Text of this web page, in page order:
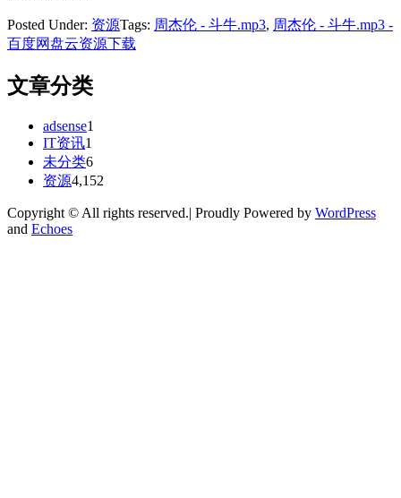
Posted Under: 资源Tags: 周杰伦 - 斗牛.mp3, 周杰伦 - 斗牛.mp3 -
百度网盘云资源下载
文章分类
adsense1
IT资讯1
未分类6
资源4,152
Copyright © All rights reserved.| Proudly Powered by WordPress
and Echoes